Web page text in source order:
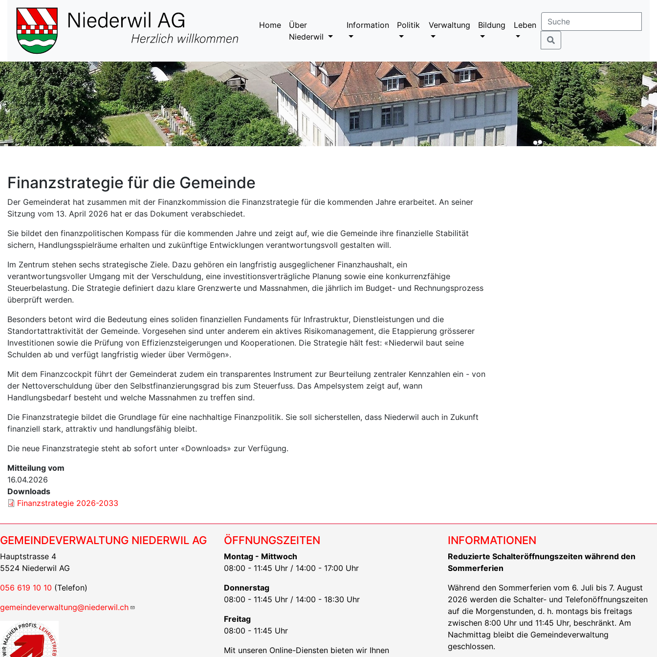
Hauptnavigation
Home
Über
Niederwil
Information Politik Verwaltung Bildung Leben
Finanzstrategie für die Gemeinde
Der Gemeinderat hat zusammen mit der Finanzkommission die Finanzstrategie für die kommenden Jahre erarbeitet. An seiner
Sitzung vom 13. April 2026 hat er das Dokument verabschiedet.
Sie bildet den finanzpolitischen Kompass für die kommenden Jahre und zeigt auf, wie die Gemeinde ihre finanzielle Stabilität
sichern, Handlungsspielräume erhalten und zukünftige Entwicklungen verantwortungsvoll gestalten will.
Im Zentrum stehen sechs strategische Ziele. Dazu gehören ein langfristig ausgeglichener Finanzhaushalt, ein
verantwortungsvoller Umgang mit der Verschuldung, eine investitionsverträgliche Planung sowie eine konkurrenzfähige
Steuerbelastung. Die Strategie definiert dazu klare Grenzwerte und Massnahmen, die jährlich im Budget- und Rechnungsprozess
überprüft werden.
Besonders betont wird die Bedeutung eines soliden finanziellen Fundaments für Infrastruktur, Dienstleistungen und die
Standortattraktivität der Gemeinde. Vorgesehen sind unter anderem ein aktives Risikomanagement, die Etappierung grösserer
Investitionen sowie die Prüfung von Effizienzsteigerungen und Kooperationen. Die Strategie hält fest: «Niederwil baut seine
Schulden ab und verfügt langfristig wieder über Vermögen».
Mit dem Finanzcockpit führt der Gemeinderat zudem ein transparentes Instrument zur Beurteilung zentraler Kennzahlen ein - von
der Nettoverschuldung über den Selbstfinanzierungsgrad bis zum Steuerfuss. Das Ampelsystem zeigt auf, wann
Handlungsbedarf besteht und welche Massnahmen zu treffen sind.
Die Finanzstrategie bildet die Grundlage für eine nachhaltige Finanzpolitik. Sie soll sicherstellen, dass Niederwil auch in Zukunft
finanziell stark, attraktiv und handlungsfähig bleibt.
Die neue Finanzstrategie steht ab sofort unter «Downloads» zur Verfügung.
Mitteilung vom
16.04.2026
Downloads
Finanzstrategie 2026-2033
GEMEINDEVERWALTUNG NIEDERWIL AG
Hauptstrasse 4
5524 Niederwil AG
056 619 10 10 (Telefon)
gemeindeverwaltung@niederwil.ch
ÖFFNUNGSZEITEN
Montag - Mittwoch
08:00 - 11:45 Uhr / 14:00 - 17:00 Uhr
Donnerstag
08:00 - 11:45 Uhr / 14:00 - 18:30 Uhr
Freitag
08:00 - 11:45 Uhr
Mit unseren Online-Diensten bieten wir Ihnen
INFORMATIONEN
Reduzierte Schalteröffnungszeiten während den
Sommerferien
Während den Sommerferien vom 6. Juli bis 7. August
2026 werden die Schalter- und Telefonöffnungszeiten
auf die Morgenstunden, d. h. montags bis freitags
zwischen 8:00 Uhr und 11:45 Uhr, beschränkt. Am
Nachmittag bleibt die Gemeindeverwaltung
geschlossen.